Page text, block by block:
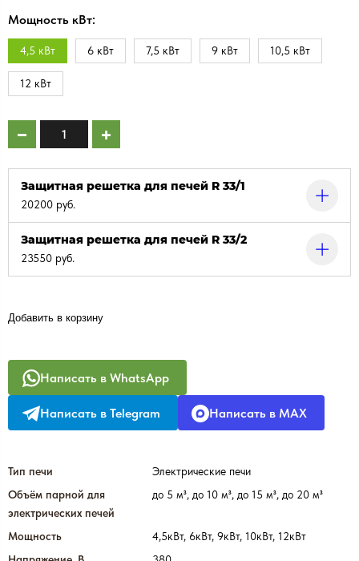
Мощность кВт:
4,5 кВт 6 кВт 7,5 кВт 9 кВт 10,5 кВт
12 кВт
Защитная решетка для печей R 33/1
20200 руб.
Защитная решетка для печей R 33/2
23550 руб.
Добавить в корзину
Написать в WhatsApp
Написать в Telegram Написать в MAX
Тип печи
Электрические печи
Объём парной для
электрических печей
до 5 м³, до 10 м³, до 15 м³, до 20 м³
Мощность
4,5кВт, 6кВт, 9кВт, 10кВт, 12кВт